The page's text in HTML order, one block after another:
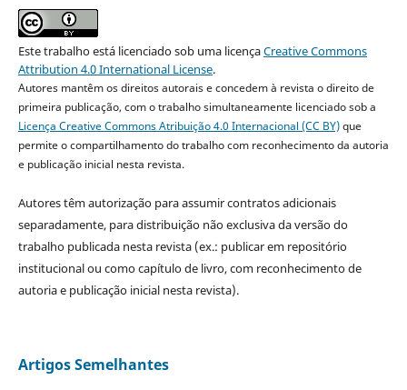
Este trabalho está licenciado sob uma licençaCreative Commons
Attribution 4.0 International License.
Autores mantêm os direitos autorais e concedem à revista o direito de
primeira publicação, com o trabalho simultaneamente licenciado sob a
Licença Creative Commons Atribuição 4.0 Internacional (CC BY)que
permite o compartilhamento do trabalho com reconhecimento da autoria
e publicação inicial nesta revista.
Autores têm autorização para assumir contratos adicionais
separadamente, para distribuição não exclusiva da versão do
trabalho publicada nesta revista (ex.: publicar em repositório
institucional ou como capítulo de livro, com reconhecimento de
autoria e publicação inicial nesta revista).
Artigos Semelhantes